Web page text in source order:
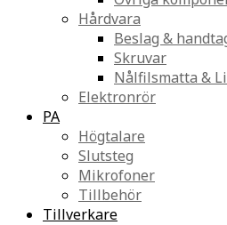
Hårdvara
Beslag &
Skruvar
Nålfilsmatta &
Elektronrör
PA
Högtalare
Slutsteg
Mikrofoner
Tillbehör
Tillverkare